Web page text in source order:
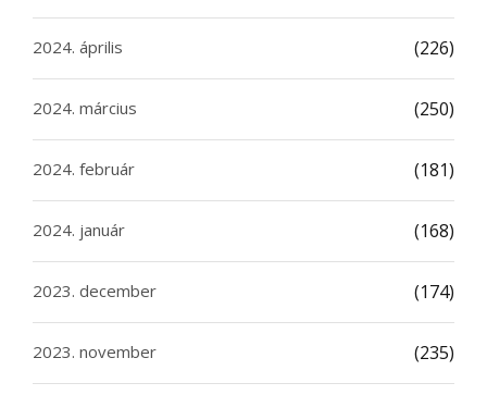
2024. április (226)
2024. március (250)
2024. február (181)
2024. január (168)
2023. december (174)
2023. november (235)